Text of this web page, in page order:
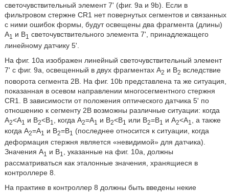
светочувствительный элемент 7' (фиг. 9a и 9b). Если в
фильтровом стержне CR1 нет повернутых сегментов и связанных
с ними ошибок формы, будут освещены два фрагмента (длины)
A1 и B1 светочувствительного элемента 7', принадлежащего
линейному датчику 5'.
На фиг. 10a изображен линейный светочувствительный элемент
7' с фиг. 9a, освещенный в двух фрагментах А2 и В2 вследствие
поворота сегмента 2B. На фиг. 10b представлена та же ситуация,
показанная в осевом направлении многосегментного стержня
CR1. В зависимости от положения оптического датчика 5' по
отношению к сегменту 2B возможны различные ситуации: когда
A2<A1 и B2<B1 , когда A2=A1 и B2<B1 или B2=B1 и A2<A1
, а также
когда A2=A1 и B2=B1
(последнее относится к ситуации, когда
деформация стержня является «невидимой» для датчика).
Значения A1 и B1
, указанные на фиг. 10a, должны
рассматриваться как эталонные значения, хранящиеся в
контроллере 8.
На практике в контроллер 8 должны быть введены некие